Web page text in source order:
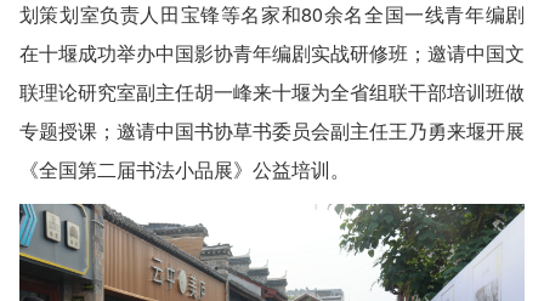
划策划室负责人田宝锋等名家和80余名全国一线青年编剧
在十堰成功举办中国影协青年编剧实战研修班；邀请中国文
联理论研究室副主任胡一峰来十堰为全省组联干部培训班做
专题授课；邀请中国书协草书委员会副主任王乃勇来堰开展
《全国第二届书法小品展》公益培训。